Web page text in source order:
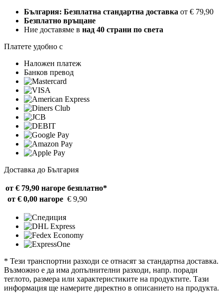
България: Безплатна стандартна доставка от € 79,90
Безплатно връщане
Ние доставяме в над 40 страни по света
Платете удобно с
Наложен платеж
Банков превод
Доставка до България
от € 79,90 нагоре безплатно*
от € 0,00 нагоре € 9,90
* Тези транспортни разходи се отнасят за стандартна доставка.
Възможно е да има допълнителни разходи, напр. поради
теглото, размера или характеристиките на продуктите. Тази
информация ще намерите директно в описанието на продукта.